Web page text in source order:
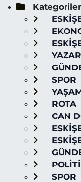
Kategoriler
SPOR
ROTA
CAN
SPOR